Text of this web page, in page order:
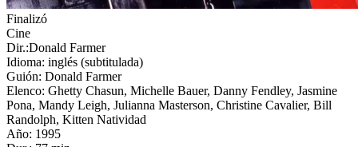
Finalizó
Cine
Dir.:Donald Farmer
Idioma: inglés (subtitulada)
Guión: Donald Farmer
Elenco: Ghetty Chasun, Michelle Bauer, Danny Fendley, Jasmine
Pona, Mandy Leigh, Julianna Masterson, Christine Cavalier, Bill
Randolph, Kitten Natividad
Año: 1995